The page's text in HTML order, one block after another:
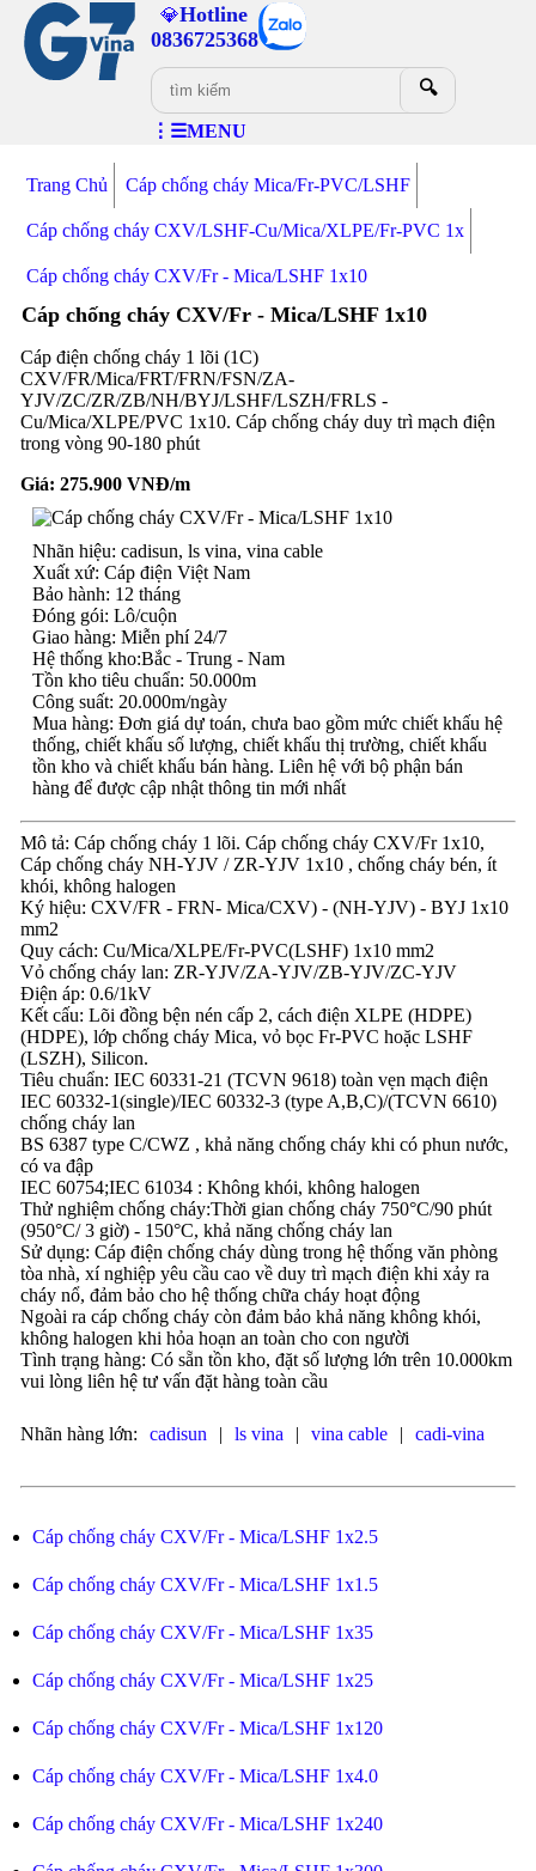
💎Hotline
0836725368
🔍
⋮☰MENU
Trang Chủ Cáp chống cháy Mica/Fr-PVC/LSHF
Cáp chống cháy CXV/LSHF-Cu/Mica/XLPE/Fr-PVC 1x
Cáp chống cháy CXV/Fr - Mica/LSHF 1x10
Cáp chống cháy CXV/Fr - Mica/LSHF 1x10
Cáp điện chống cháy 1 lõi (1C)
CXV/FR/Mica/FRT/FRN/FSN/ZA-
YJV/ZC/ZR/ZB/NH/BYJ/LSHF/LSZH/FRLS -
Cu/Mica/XLPE/PVC 1x10. Cáp chống cháy duy trì mạch điện
trong vòng 90-180 phút
Giá: 275.900VNĐ/m
Nhãn hiệu: cadisun, ls vina, vina cable
Xuất xứ: Cáp điện Việt Nam
Bảo hành: 12 tháng
Đóng gói: Lô/cuộn
Giao hàng: Miễn phí 24/7
Hệ thống kho:Bắc - Trung - Nam
Tồn kho tiêu chuẩn: 50.000m
Công suất: 20.000m/ngày
Mua hàng: Đơn giá dự toán, chưa bao gồm mức chiết khấu hệ
thống, chiết khấu số lượng, chiết khấu thị trường, chiết khấu
tồn kho và chiết khấu bán hàng. Liên hệ với bộ phận bán
hàng để được cập nhật thông tin mới nhất
Mô tả: Cáp chống cháy 1 lõi. Cáp chống cháy CXV/Fr 1x10,
Cáp chống cháy NH-YJV / ZR-YJV 1x10 , chống cháy bén, ít
khói, không halogen
Ký hiệu: CXV/FR - FRN- Mica/CXV) - (NH-YJV) - BYJ 1x10
mm2
Quy cách: Cu/Mica/XLPE/Fr-PVC(LSHF) 1x10 mm2
Vỏ chống cháy lan: ZR-YJV/ZA-YJV/ZB-YJV/ZC-YJV
Điện áp: 0.6/1kV
Kết cấu: Lõi đồng bện nén cấp 2, cách điện XLPE (HDPE)
(HDPE), lớp chống cháy Mica, vỏ bọc Fr-PVC hoặc LSHF
(LSZH), Silicon.
Tiêu chuẩn: IEC 60331-21 (TCVN 9618) toàn vẹn mạch điện
IEC 60332-1(single)/IEC 60332-3 (type A,B,C)/(TCVN 6610)
chống cháy lan
BS 6387 type C/CWZ , khả năng chống cháy khi có phun nước,
có va đập
IEC 60754;IEC 61034 : Không khói, không halogen
Thử nghiệm chống cháy:Thời gian chống cháy 750°C/90 phút
(950°C/ 3 giờ) - 150°C, khả năng chống cháy lan
Sử dụng: Cáp điện chống cháy dùng trong hệ thống văn phòng
tòa nhà, xí nghiệp yêu cầu cao về duy trì mạch điện khi xảy ra
cháy nổ, đảm bảo cho hệ thống chữa cháy hoạt động
Ngoài ra cáp chống cháy còn đảm bảo khả năng không khói,
không halogen khi hỏa hoạn an toàn cho con người
Tình trạng hàng: Có sẵn tồn kho, đặt số lượng lớn trên 10.000km
vui lòng liên hệ tư vấn đặt hàng toàn cầu
Nhãn hàng lớn: cadisun | ls vina | vina cable | cadi-vina
Cáp chống cháy CXV/Fr - Mica/LSHF 1x2.5
Cáp chống cháy CXV/Fr - Mica/LSHF 1x1.5
Cáp chống cháy CXV/Fr - Mica/LSHF 1x35
Cáp chống cháy CXV/Fr - Mica/LSHF 1x25
Cáp chống cháy CXV/Fr - Mica/LSHF 1x120
Cáp chống cháy CXV/Fr - Mica/LSHF 1x4.0
Cáp chống cháy CXV/Fr - Mica/LSHF 1x240